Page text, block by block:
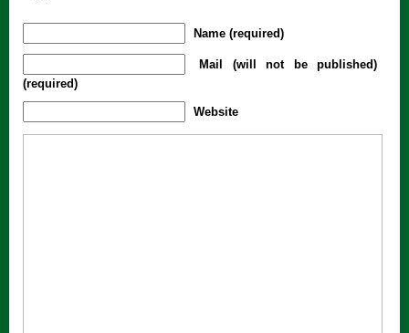
Name (required)
Mail (will not be published)
(required)
Website